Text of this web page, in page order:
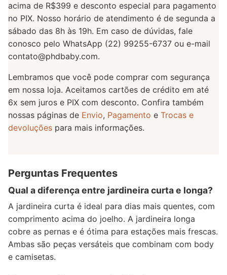
acima de R$399 e desconto especial para pagamento
no PIX. Nosso horário de atendimento é de segunda a
sábado das 8h às 19h. Em caso de dúvidas, fale
conosco pelo WhatsApp (22) 99255-6737 ou e-mail
contato@phdbaby.com.
Lembramos que você pode comprar com segurança
em nossa loja. Aceitamos cartões de crédito em até
6x sem juros e PIX com desconto. Confira também
nossas páginas de Envio, Pagamento e Trocas e
devoluções para mais informações.
Perguntas Frequentes
Qual a diferença entre jardineira curta e longa?
A jardineira curta é ideal para dias mais quentes, com
comprimento acima do joelho. A jardineira longa
cobre as pernas e é ótima para estações mais frescas.
Ambas são peças versáteis que combinam com body
e camisetas.